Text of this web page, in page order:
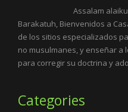
Assalam
Barakatuh, Bienvenidos a
de los sitios especializados
no musulmanes, y enseñar a
para corregir su doctrina y
Categories